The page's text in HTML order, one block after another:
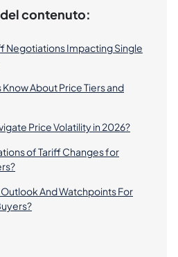
contenuto:
Negotiations Impacting Single
About Price Tiers and
Price Volatility in 2026?
of Tariff Changes for
And Watchpoints For